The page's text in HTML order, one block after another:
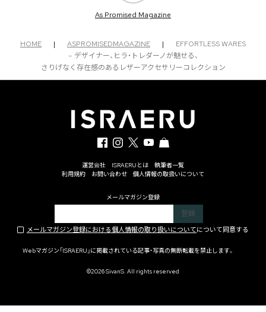
As Promised Magazine
HOME | ASPROMISEDMAGAZINE |
EFFORTLESS WARES
– デザイナー、ヒラ・トレダーノが魅せる、
さりげなく存在感のあるレザーアクセサリーコレクション
運営会社 ISRAERUとは
執筆者一覧
利用規約
お問い合わせ 個人情報の取扱いについて
メールマガジン登録
メールマガジン登録における個人情報の取り扱いについてについて同意する
Webマガジン「ISRAERU」に掲載されている記事・写真の無断転載を禁止します。
©2026 SivanS. All rights reserved